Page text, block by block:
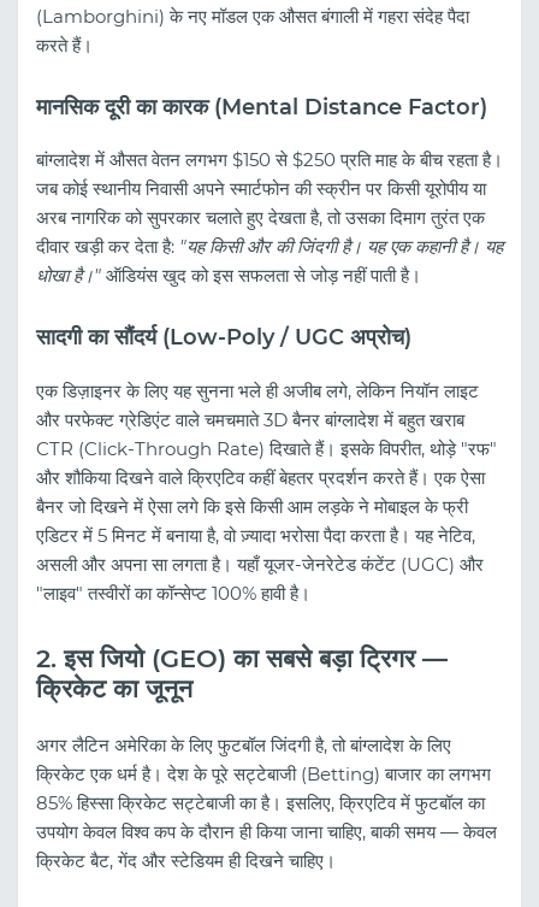
(Lamborghini) के नए मॉडल एक औसत बंगाली में गहरा संदेह पैदा
करते हैं।
मानसिक दूरी का कारक (Mental Distance Factor)
बांग्लादेश में औसत वेतन लगभग $150 से $250 प्रति माह के बीच रहता है।
जब कोई स्थानीय निवासी अपने स्मार्टफोन की स्क्रीन पर किसी यूरोपीय या
अरब नागरिक को सुपरकार चलाते हुए देखता है, तो उसका दिमाग तुरंत एक
दीवार खड़ी कर देता है: "यह किसी और की जिंदगी है। यह एक कहानी है। यह
धोखा है।" ऑडियंस खुद को इस सफलता से जोड़ नहीं पाती है।
सादगी का सौंदर्य (Low-Poly / UGC अप्रोच)
एक डिज़ाइनर के लिए यह सुनना भले ही अजीब लगे, लेकिन नियॉन लाइट
और परफेक्ट ग्रेडिएंट वाले चमचमाते 3D बैनर बांग्लादेश में बहुत खराब
CTR (Click-Through Rate) दिखाते हैं। इसके विपरीत, थोड़े "रफ"
और शौकिया दिखने वाले क्रिएटिव कहीं बेहतर प्रदर्शन करते हैं। एक ऐसा
बैनर जो दिखने में ऐसा लगे कि इसे किसी आम लड़के ने मोबाइल के फ्री
एडिटर में 5 मिनट में बनाया है, वो ज़्यादा भरोसा पैदा करता है। यह नेटिव,
असली और अपना सा लगता है। यहाँ यूजर-जेनरेटेड कंटेंट (UGC) और
"लाइव" तस्वीरों का कॉन्सेप्ट 100% हावी है।
2. इस जियो (GEO) का सबसे बड़ा ट्रिगर —
क्रिकेट का जूनून
अगर लैटिन अमेरिका के लिए फुटबॉल जिंदगी है, तो बांग्लादेश के लिए
क्रिकेट एक धर्म है। देश के पूरे सट्टेबाजी (Betting) बाजार का लगभग
85% हिस्सा क्रिकेट सट्टेबाजी का है। इसलिए, क्रिएटिव में फुटबॉल का
उपयोग केवल विश्व कप के दौरान ही किया जाना चाहिए, बाकी समय — केवल
क्रिकेट बैट, गेंद और स्टेडियम ही दिखने चाहिए।